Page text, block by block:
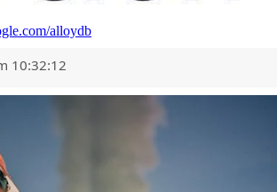
alloydb
10:32:12